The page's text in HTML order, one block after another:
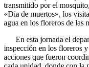
transmitido por el
«Día de muertos», los
agua en los floreros de las
En esta jornada el
inspección en los floreros
acciones que fueron